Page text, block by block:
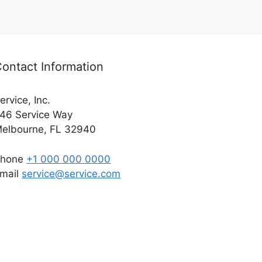
Information
Inc.
Service Way
FL 32940
+1 000 000 0000
service@service.com